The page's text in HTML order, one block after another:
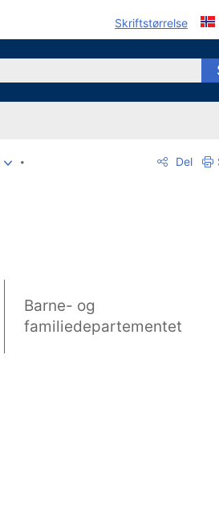
Skriftstørrelse
Del
Barne- og
familiedepartementet